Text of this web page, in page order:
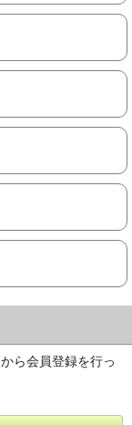
ら会員登録を行っ